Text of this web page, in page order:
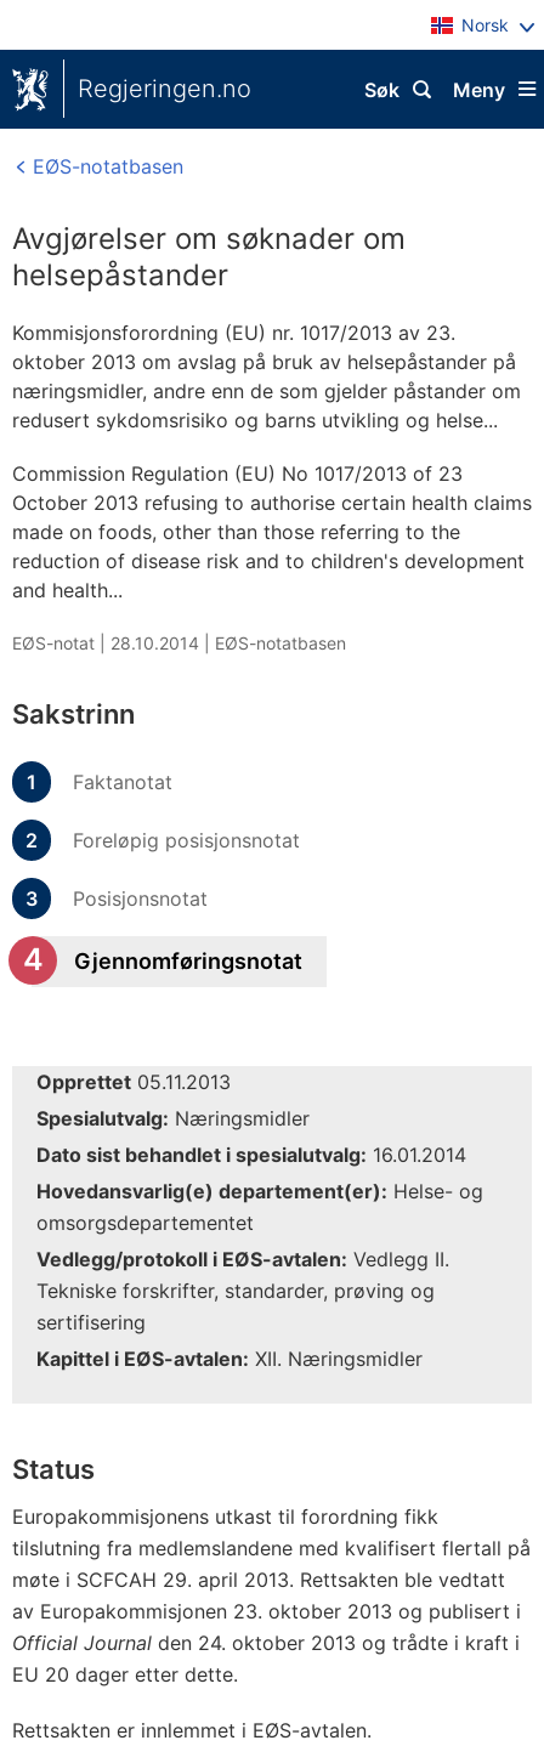
Norsk
Regjeringen.no Meny
Søk
EØS-notatbasen
Avgjørelser om søknader om
helsepåstander
Kommisjonsforordning (EU) nr. 1017/2013 av 23.
oktober 2013 om avslag på bruk av helsepåstander på
næringsmidler, andre enn de som gjelder påstander om
redusert sykdomsrisiko og barns utvikling og helse...
Commission Regulation (EU) No 1017/2013 of 23
October 2013 refusing to authorise certain health claims
made on foods, other than those referring to the
reduction of disease risk and to children's development
and health...
EØS-notat | 28.10.2014 EØS-notatbasen
Sakstrinn
Faktanotat
Foreløpig posisjonsnotat
Posisjonsnotat
Gjennomføringsnotat
Opprettet 05.11.2013
Spesialutvalg: Næringsmidler
Dato sist behandlet i spesialutvalg: 16.01.2014
Hovedansvarlig(e) departement(er): Helse- og
omsorgsdepartementet
Vedlegg/protokoll i EØS-avtalen: Vedlegg II.
Tekniske forskrifter, standarder, prøving og
sertifisering
Kapittel i EØS-avtalen: XII. Næringsmidler
Status
Europakommisjonens utkast til forordning fikk
tilslutning fra medlemslandene med kvalifisert flertall på
møte i SCFCAH 29. april 2013. Rettsakten ble vedtatt
av Europakommisjonen 23. oktober 2013 og publisert i
Official Journal den 24. oktober 2013 og trådte i kraft i
EU 20 dager etter dette.
Rettsakten er innlemmet i EØS-avtalen.